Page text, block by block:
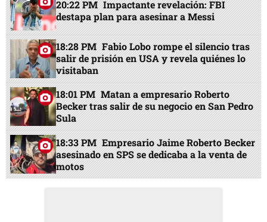
20:22 PM Impactante revelación: FBI
destapa plan para asesinar a Messi
18:28 PM Fabio Lobo rompe el silencio tras
salir de prisión en USA y revela quiénes lo
visitaban
18:01 PM Matan a empresario Roberto
Becker tras salir de su negocio en San Pedro
Sula
18:33 PM Empresario Jaime Roberto Becker
asesinado en SPS se dedicaba a la venta de
motos